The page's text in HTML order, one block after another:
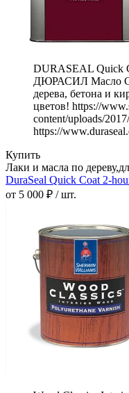
DURASEAL Quick
ДЮРАСИЛ Масло
дерева, бетона и
цветов! https://
content/uploads/
https://
Купить
Лаки и масла по
DuraSeal Quick Coat 2-
от 5 000 ₽ / шт.